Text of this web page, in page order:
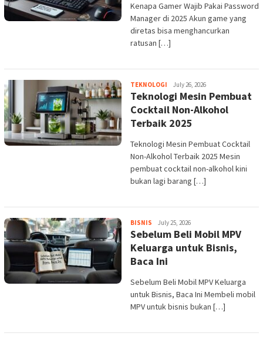
Kenapa Gamer Wajib Pakai Password
Manager di 2025 Akun game yang
diretas bisa menghancurkan
ratusan […]
TEKNOLOGI admin
July 26, 2026
Teknologi Mesin Pembuat
Cocktail Non-Alkohol
Terbaik 2025
Teknologi Mesin Pembuat Cocktail
Non-Alkohol Terbaik 2025 Mesin
pembuat cocktail non-alkohol kini
bukan lagi barang […]
BISNIS admin
July 25, 2026
Sebelum Beli Mobil MPV
Keluarga untuk Bisnis,
Baca Ini
Sebelum Beli Mobil MPV Keluarga
untuk Bisnis, Baca Ini Membeli mobil
MPV untuk bisnis bukan […]